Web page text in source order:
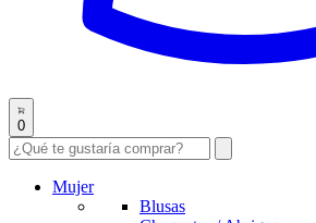
0
Mujer
Blusas